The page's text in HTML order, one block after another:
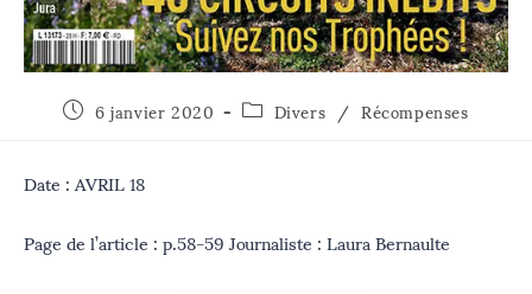
6 janvier 2020 Divers / Récompenses
Date : AVRIL 18
Page de l’article : p.58-59 Journaliste : Laura Bernaulte